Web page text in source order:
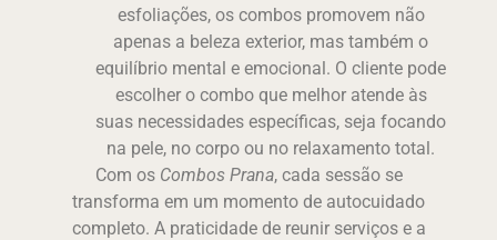
esfoliações, os combos promovem não
apenas a beleza exterior, mas também o
equilíbrio mental e emocional. O cliente pode
escolher o combo que melhor atende às
suas necessidades específicas, seja focando
na pele, no corpo ou no relaxamento total.
Com os Combos Prana, cada sessão se
transforma em um momento de autocuidado
completo. A praticidade de reunir serviços e a